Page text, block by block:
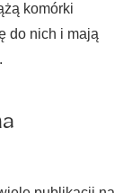
komórki
do nich i mają